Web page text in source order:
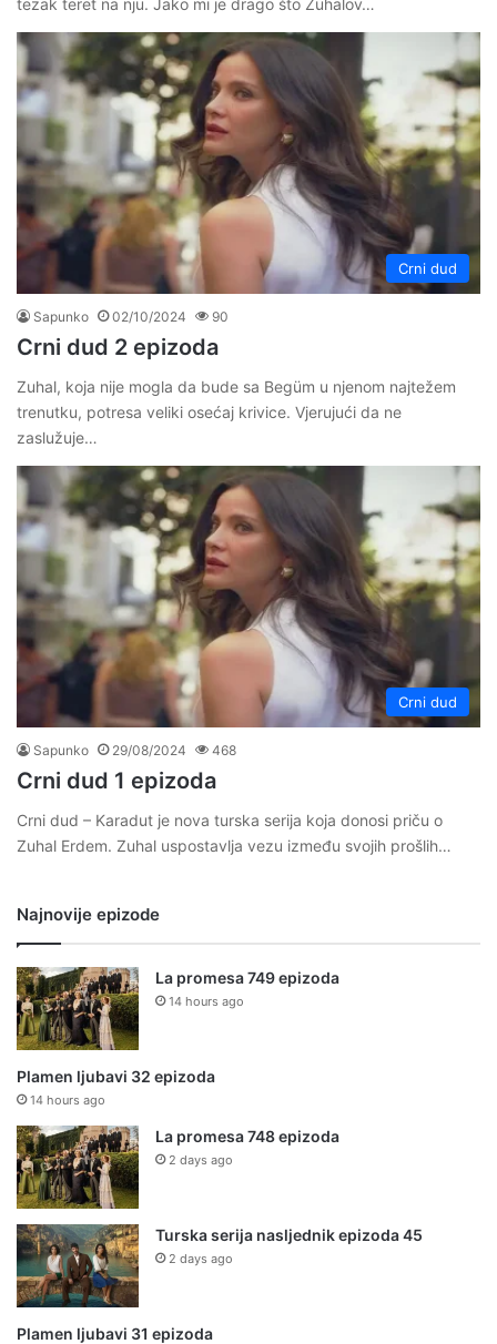
tezak teret na nju. Jako mi je drago što Zühalov…
Crni dud
Sapunko 02/10/2024 90
Crni dud 2 epizoda
Zuhal, koja nije mogla da bude sa Begüm u njenom najtežem
trenutku, potresa veliki osećaj krivice. Vjerujući da ne
zaslužuje…
Crni dud
Sapunko 29/08/2024 468
Crni dud 1 epizoda
Crni dud – Karadut je nova turska serija koja donosi priču o
Zuhal Erdem. Zuhal uspostavlja vezu između svojih prošlih…
Najnovije epizode
La promesa 749 epizoda
14 hours ago
Plamen ljubavi 32 epizoda
14 hours ago
La promesa 748 epizoda
2 days ago
Turska serija nasljednik epizoda 45
2 days ago
Plamen ljubavi 31 epizoda